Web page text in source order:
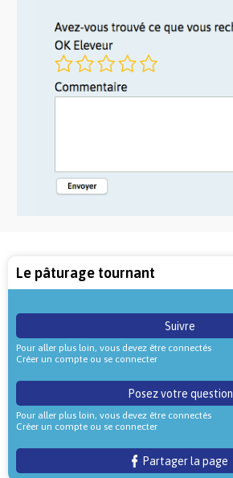
Le pâturage tournant
Suivre
Pour aller plus loin, vous devez être connectés
Créer un compte ou se connecter
Posez votre question
Pour aller plus loin, vous devez être connectés
Créer un compte ou se connecter
Partager la page